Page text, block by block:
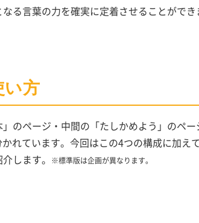
る言葉の力を確実に定着させることができ
い方
のページ・中間の「たしかめよう」のペー
かれています。今回はこの4つの構成に加え
します。
※標準版は企画が異なります。